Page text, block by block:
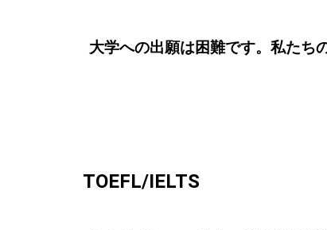
大学への出願は困難です。私たち
TOEFL/IELTS